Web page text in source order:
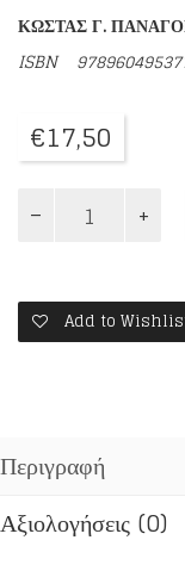
ΚΩΣΤΑΣ Γ.
ISBN
€17,50
ΜΕΓΑΛΟ
ΑΝΑΝΙΑΣ
ΚΟΥΣΤΕΝΗΣ
ποσότητα
Add to
Περιγραφή
Αξιολογήσεις (0)